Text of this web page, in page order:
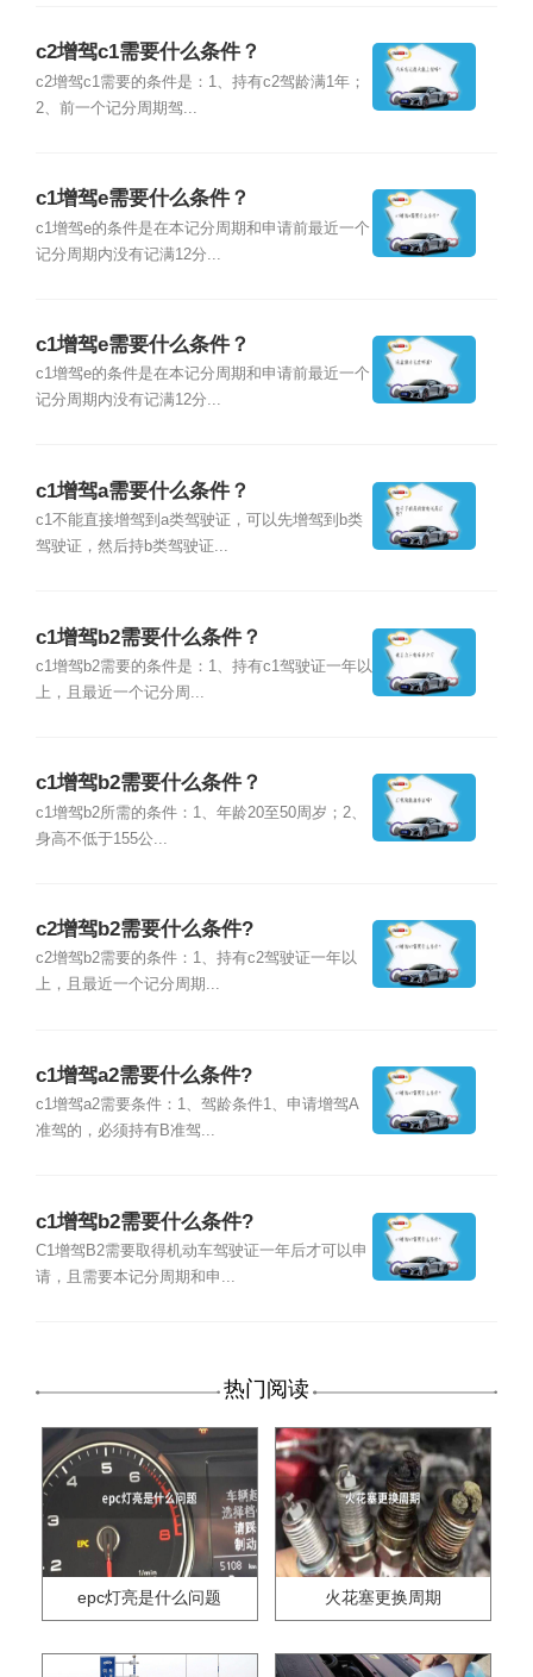
c2增驾c1需要什么条件？
c2增驾c1需要的条件是：1、持有c2驾龄满1年；
2、前一个记分周期驾...
c1增驾e需要什么条件？
c1增驾e的条件是在本记分周期和申请前最近一个
记分周期内没有记满12分...
c1增驾e需要什么条件？
c1增驾e的条件是在本记分周期和申请前最近一个
记分周期内没有记满12分...
c1增驾a需要什么条件？
c1不能直接增驾到a类驾驶证，可以先增驾到b类
驾驶证，然后持b类驾驶证...
c1增驾b2需要什么条件？
c1增驾b2需要的条件是：1、持有c1驾驶证一年以
上，且最近一个记分周...
c1增驾b2需要什么条件？
c1增驾b2所需的条件：1、年龄20至50周岁；2、
身高不低于155公...
c2增驾b2需要什么条件?
c2增驾b2需要的条件：1、持有c2驾驶证一年以
上，且最近一个记分周期...
c1增驾a2需要什么条件?
c1增驾a2需要条件：1、驾龄条件1、申请增驾A
准驾的，必须持有B准驾...
c1增驾b2需要什么条件?
C1增驾B2需要取得机动车驾驶证一年后才可以申
请，且需要本记分周期和申...
热门阅读
epc灯亮是什么问题 火花塞更换周期